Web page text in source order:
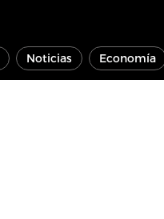
Noticias Economía